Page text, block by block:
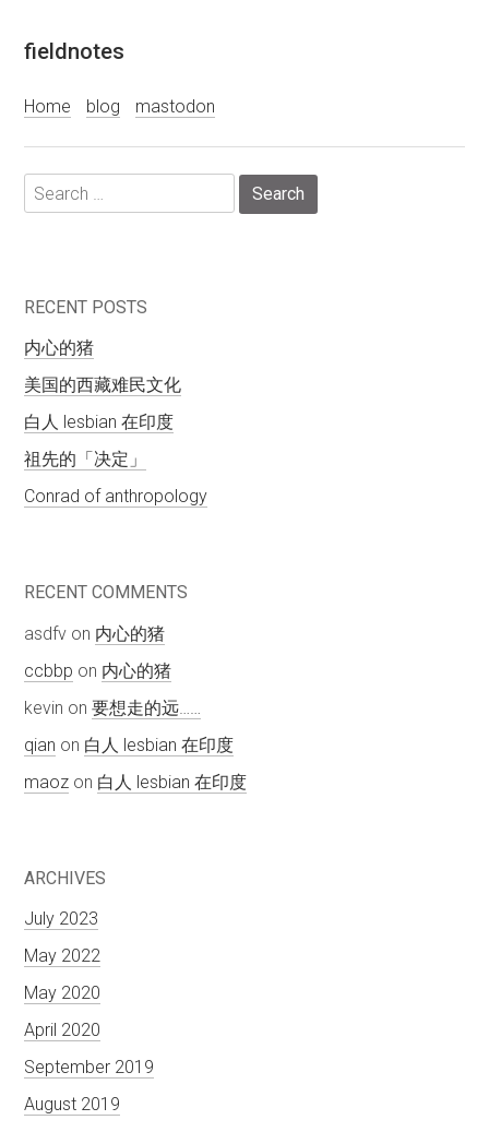
Skip
to
fieldnotes
Home blog mastodon
Search
for:
RECENT POSTS
内心的猪
美国的西藏难民文化
白人 lesbian 在印度
祖先的「决定」
Conrad of anthropology
RECENT COMMENTS
asdfvon 内心的猪
ccbbp on 内心的猪
kevin on 要想走的远……
qian on 白人 lesbian 在印度
maozon 白人 lesbian 在印度
ARCHIVES
July 2023
May 2022
May 2020
April 2020
September 2019
August 2019